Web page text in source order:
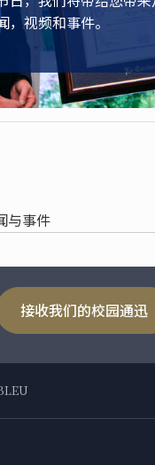
，视频和事件。
与事件
接收我们的校园通迅